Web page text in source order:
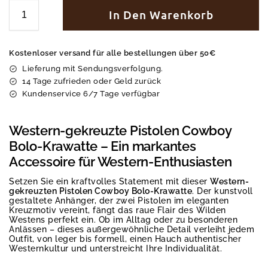
In Den Warenkorb
Kostenloser versand für alle bestellungen über 50€
Lieferung mit Sendungsverfolgung.
14 Tage zufrieden oder Geld zurück
Kundenservice 6/7 Tage verfügbar
Western-gekreuzte Pistolen Cowboy
Bolo-Krawatte – Ein markantes
Accessoire für Western-Enthusiasten
Setzen Sie ein kraftvolles Statement mit dieser Western-
gekreuzten Pistolen Cowboy Bolo-Krawatte. Der kunstvoll
gestaltete Anhänger, der zwei Pistolen im eleganten
Kreuzmotiv vereint, fängt das raue Flair des Wilden
Westens perfekt ein. Ob im Alltag oder zu besonderen
Anlässen – dieses außergewöhnliche Detail verleiht jedem
Outfit, von leger bis formell, einen Hauch authentischer
Westernkultur und unterstreicht Ihre Individualität.